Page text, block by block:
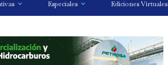
Especiales Ediciones Virtuales